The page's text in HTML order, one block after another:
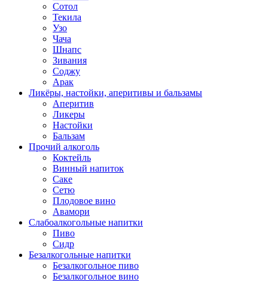
Сотол
Текила
Узо
Чача
Шнапс
Зивания
Соджу
Арак
Ликёры, настойки, аперитивы и бальзамы
Аперитив
Ликеры
Настойки
Бальзам
Прочий алкоголь
Коктейль
Винный напиток
Саке
Сетю
Плодовое вино
Авамори
Слабоалкогольные напитки
Пиво
Сидр
Безалкогольные напитки
Безалкогольное пиво
Безалкогольное вино